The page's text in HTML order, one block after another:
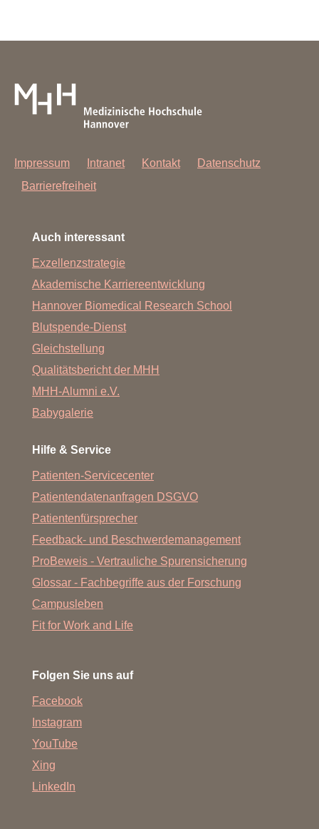
Impressum Intranet Kontakt
Datenschutz
Barrierefreiheit
Auch interessant
Exzellenzstrategie
Akademische Karriereentwicklung
Hannover Biomedical Research School
Blutspende-Dienst
Gleichstellung
Qualitätsbericht der MHH
MHH-Alumni e.V.
Babygalerie
Hilfe & Service
Patienten-Servicecenter
Patientendatenanfragen DSGVO
Patientenfürsprecher
Feedback- und Beschwerdemanagement
ProBeweis - Vertrauliche Spurensicherung
Glossar - Fachbegriffe aus der Forschung
Campusleben
Fit for Work and Life
Folgen Sie uns auf
Facebook
Instagram
YouTube
Xing
LinkedIn